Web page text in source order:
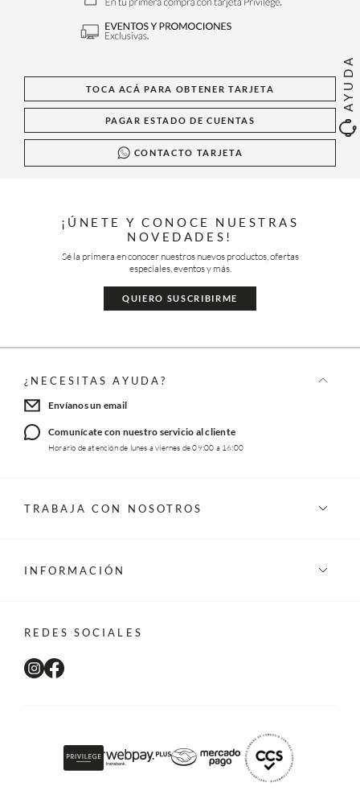
AYUDA
TOCA ACÁ PARA OBTENER TARJETA
PAGAR ESTADO DE CUENTAS
CONTACTO TARJETA
¡ÚNETE Y CONOCE NUESTRAS
NOVEDADES!
Sé la primera en conocer nuestros nuevos productos, ofertas
especiales, eventos y más.
QUIERO SUSCRIBIRME
¿NECESITAS AYUDA?
Envíanos un email
Comunícate con nuestro servicio al cliente
Horario de atención de lunes a viernes de 09:00 a 16:00
TRABAJA CON NOSOTROS
INFORMACIÓN
REDES SOCIALES